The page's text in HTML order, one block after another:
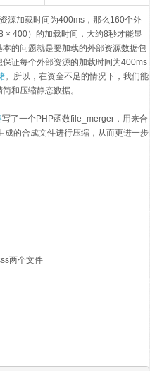
源加载时间为400ms，那么160个外
× 400）的加载时间，大约8秒才能显
的问题就是要加载的外部资源数据包
证每个外部资源的加载时间为400ms
。所以，在资金不足的情况下，我们能
和压缩静态数据。
写了一个PHP函数file_merger，用来合
的合成文件进行压缩，从而更进一步
两个文件